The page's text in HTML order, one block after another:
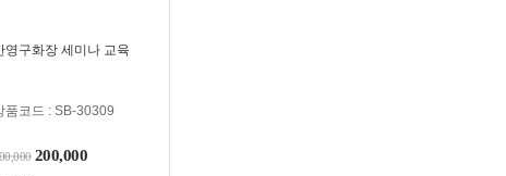
영구화장 세미나 교육
품코드 : SB-30309
200,000